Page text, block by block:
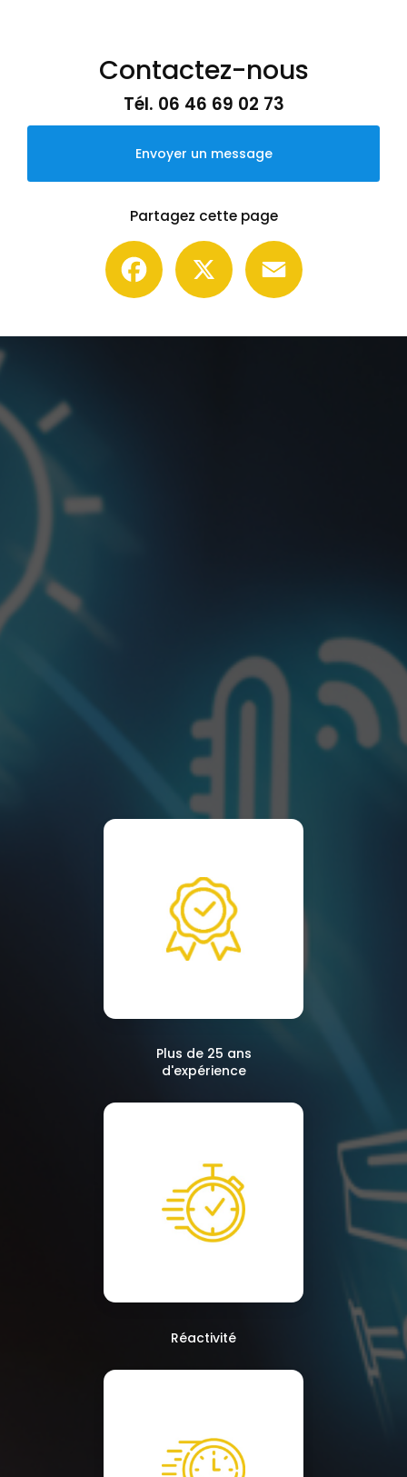
Contactez-nous
Tél. 06 46 69 02 73
Envoyer un message
Partagez cette page
Facebook
Plus de 25 ans
d'expérience
Réactivité